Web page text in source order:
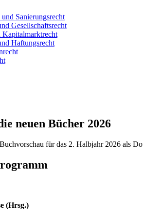
Sanierungsrecht
Gesellschaftsrecht
Kapitalmarktrecht
Haftungsrecht
neuen Bücher 2026
für das 2. Halbjahr 2026 als
(Hrsg.)